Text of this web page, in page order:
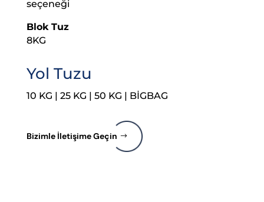
seçeneği
Blok Tuz
8KG
Yol Tuzu
10 KG | 25 KG | 50 KG | BİGBAG
Bizimle İletişime Geçin